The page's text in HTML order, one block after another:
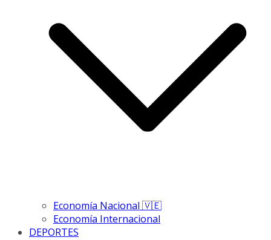
Economía Nacional 🇻🇪
Economía Internacional
DEPORTES